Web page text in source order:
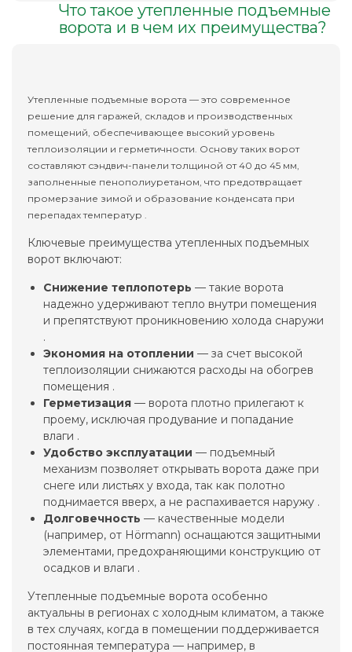
Что такое утепленные подъемные
ворота и в чем их преимущества?
Утепленные подъемные ворота — это современное
решение для гаражей, складов и производственных
помещений, обеспечивающее высокий уровень
теплоизоляции и герметичности. Основу таких ворот
составляют сэндвич-панели толщиной от 40 до 45 мм,
заполненные пенополиуретаном, что предотвращает
промерзание зимой и образование конденсата при
перепадах температур .
Ключевые преимущества утепленных подъемных
ворот включают:
Снижение теплопотерь — такие ворота
надежно удерживают тепло внутри помещения
и препятствуют проникновению холода снаружи
.
Экономия на отоплении — за счет высокой
теплоизоляции снижаются расходы на обогрев
помещения .
Герметизация — ворота плотно прилегают к
проему, исключая продувание и попадание
влаги .
Удобство эксплуатации — подъемный
механизм позволяет открывать ворота даже при
снеге или листьях у входа, так как полотно
поднимается вверх, а не распахивается наружу .
Долговечность — качественные модели
(например, от Hörmann) оснащаются защитными
элементами, предохраняющими конструкцию от
осадков и влаги .
Утепленные подъемные ворота особенно
актуальны в регионах с холодным климатом, а также
в тех случаях, когда в помещении поддерживается
постоянная температура — например, в